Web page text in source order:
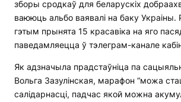
зборы сродкаў для беларускіх
ваююць альбо ваявалі на баку Украіны.
гэтым прынята 15 красавіка на яго
паведамляецца ў тэлеграм-канале
Як адзначыла прадстаўніца па
Вольга Зазулінская, марафон “можа
салідарнасці, падчас якой можна